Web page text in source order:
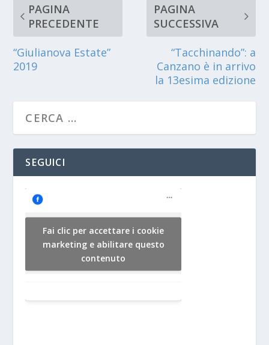
PAGINA
PRECEDENTE
“Giulianova Estate”
2019
PAGINA
SUCCESSIVA
“Tacchinando”: a
Canzano è in arrivo
la 13esima edizione
SEGUICI
Fai clic per accettare i cookie
marketing e abilitare questo
contenuto